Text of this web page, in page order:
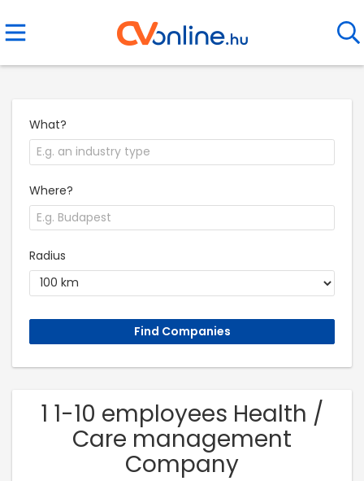
What?
Where?
Radius
1 1-10 employees Health /
Care management
Company